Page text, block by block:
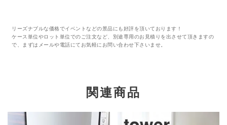
リーズナブルな価格でイベントなどの景品にも好評を頂いております！
ケース単位やロット単位でのご注文など、別途専用のお見積りを出させて頂きますの
で、まずはメールや電話にてお気軽にお問い合わせ下さいませ。
関連商品